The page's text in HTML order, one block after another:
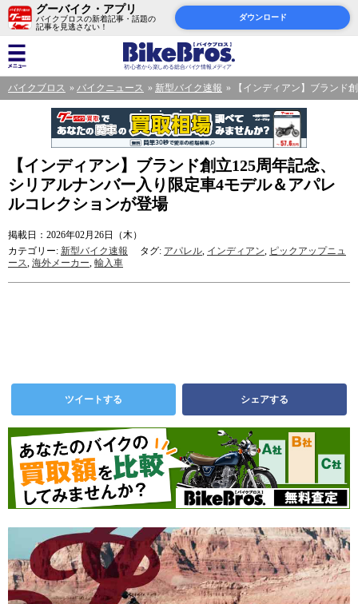
グーバイク・アプリ
バイクブロスの新着記事・話題の
記事を見逃さない！
ダウンロード
バイクブロス バイクニュース 新型バイク速報 【インディアン】ブランド
【インディアン】ブランド創立125周年記念、
シリアルナンバー入り限定車4モデル＆アパレ
ルコレクションが登場
掲載日：2026年02月26日（木）
カテゴリー: 新型バイク速報 タグ: アパレル, インディアン, ピックアップニュ
ース, 海外メーカー, 輸入車
ツイートする シェアする